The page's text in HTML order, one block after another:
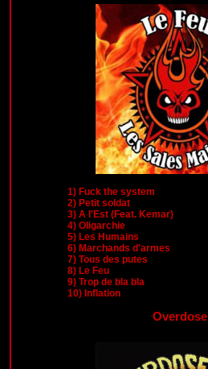
1) Fuck the system
2) Petit soldat
3) A l'Est (Feat. Kemar)
4) Oligarchie
5) Les Humains
6) Marchands d'armes
7) Tous des putes
8) Le Feu
9) Trop de bla bla
10) Inflation
Overdose